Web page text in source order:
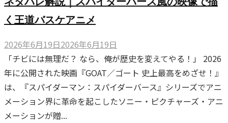
く王道バスケアニメ
2026年6月19日2026年6月19日
「チビには無理だ？ なら、俺が歴史を変えてやる！」 2026
年に公開された映画『GOAT／ゴート 史上最高をめざせ！』
は、『スパイダーマン：スパイダーバース』シリーズでアニ
メーション界に革命を起こしたソニー・ピクチャーズ・アニ
メーションが贈...